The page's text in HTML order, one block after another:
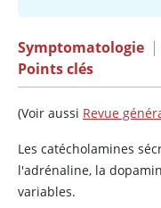
Symptomatologie |
Points clés
(Voir aussi Revue
Les catécholamines
l'adrénaline, la
variables.